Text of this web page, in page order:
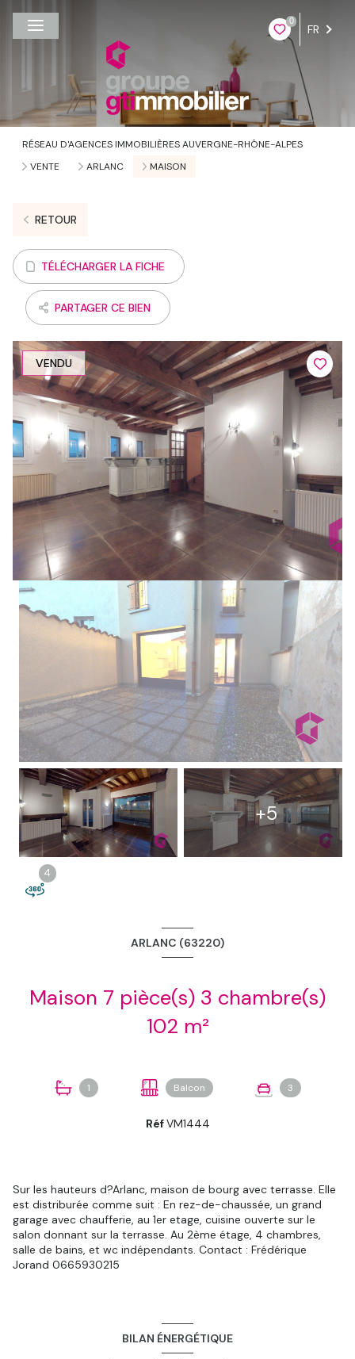
0
FR
RÉSEAU D'AGENCES IMMOBILIÈRES AUVERGNE-RHÔNE-ALPES
VENTE
ARLANC MAISON
RETOUR
TÉLÉCHARGER LA FICHE
PARTAGER CE BIEN
VENDU
+5
4
3
4
ARLANC (63220)
Maison 7 pièce(s) 3 chambre(s)
102 m²
1 Balcon 3
RéfVM1444
Sur les hauteurs d?Arlanc, maison de bourg avec terrasse. Elle
est distriburée comme suit : En rez-de-chaussée, un grand
garage avec chaufferie, au 1er etage, cuisine ouverte sur le
salon donnant sur la terrasse. Au 2ème étage, 4 chambres,
salle de bains, et wc indépendants. Contact : Frédérique
Jorand 0665930215
BILAN ÉNERGÉTIQUE